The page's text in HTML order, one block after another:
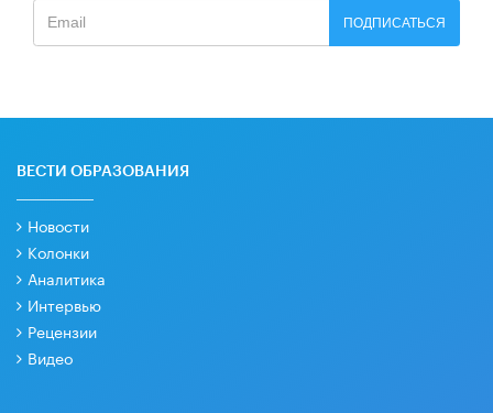
ПОДПИСАТЬСЯ
ВЕСТИ ОБРАЗОВАНИЯ
Новости
Колонки
Аналитика
Интервью
Рецензии
Видео